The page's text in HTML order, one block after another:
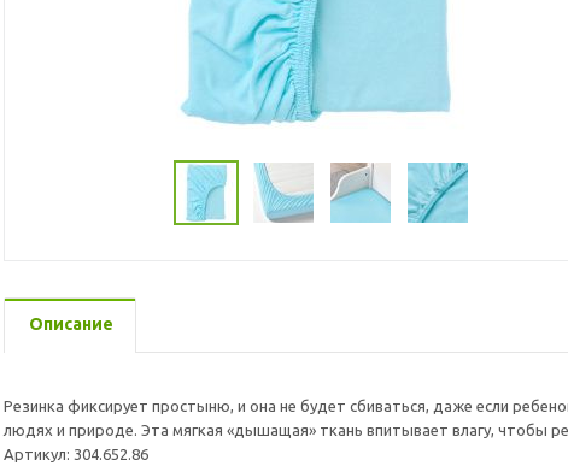
Описание
Резинка фиксирует простыню, и она не будет сбиваться, даже если
людях и природе. Эта мягкая «дышащая» ткань впитывает влагу, чтобы
Артикул: 304.652.86